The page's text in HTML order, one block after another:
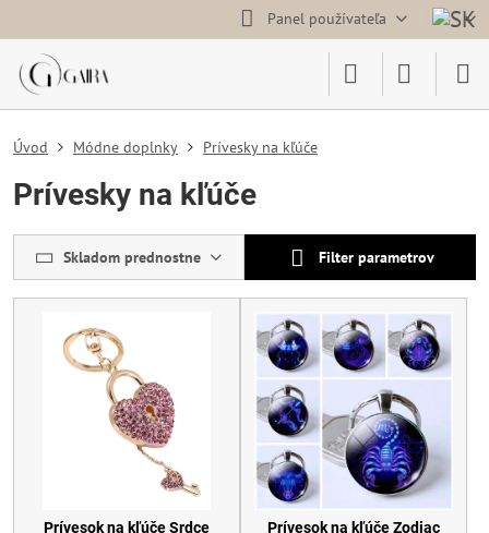
Panel používateľa
Úvod Módne doplnky Prívesky na kľúče
Prívesky na kľúče
Skladom prednostne Filter parametrov
Prívesok na kľúče Srdce
Prívesok na kľúče Zodiac